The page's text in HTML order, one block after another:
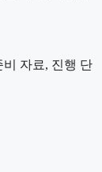
비 자료, 진행 단